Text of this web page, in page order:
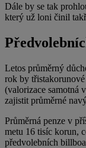
Dále by se tak
který už loni činil
Letos průměrný
rok by
(valorizace samotná
zajistit průměrné
Průměrná penze v
metu 16 tisíc korun,
předvolebních